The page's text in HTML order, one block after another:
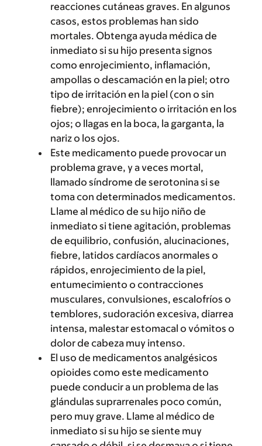
reacciones cutáneas graves. En algunos
casos, estos problemas han sido
mortales. Obtenga ayuda médica de
inmediato si su hijo presenta signos
como enrojecimiento, inflamación,
ampollas o descamación en la piel; otro
tipo de irritación en la piel (con o sin
fiebre); enrojecimiento o irritación en los
ojos; o llagas en la boca, la garganta, la
nariz o los ojos.
Este medicamento puede provocar un
problema grave, y a veces mortal,
llamado síndrome de serotonina si se
toma con determinados medicamentos.
Llame al médico de su hijo niño de
inmediato si tiene agitación, problemas
de equilibrio, confusión, alucinaciones,
fiebre, latidos cardíacos anormales o
rápidos, enrojecimiento de la piel,
entumecimiento o contracciones
musculares, convulsiones, escalofríos o
temblores, sudoración excesiva, diarrea
intensa, malestar estomacal o vómitos o
dolor de cabeza muy intenso.
El uso de medicamentos analgésicos
opioides como este medicamento
puede conducir a un problema de las
glándulas suprarrenales poco común,
pero muy grave. Llame al médico de
inmediato si su hijo se siente muy